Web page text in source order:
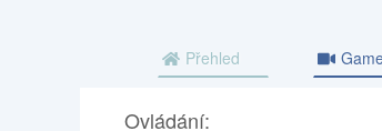
Přehled
Ovládání: